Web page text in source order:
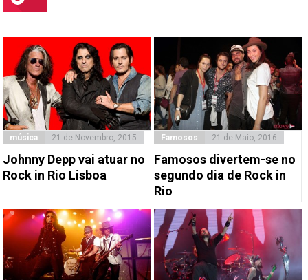
música 21 de Novembro, 2015
Johnny Depp vai atuar no
Rock in Rio Lisboa
Famosos 21 de Maio, 2016
Famosos divertem-se no
segundo dia de Rock in
Rio